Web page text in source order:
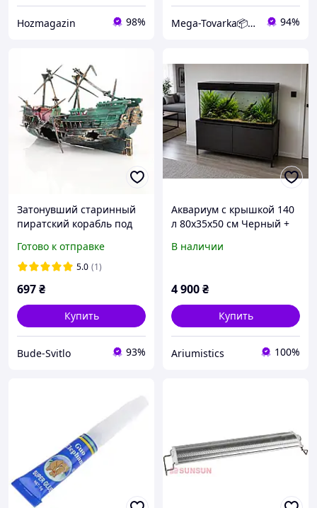
Hozmagazin 98% Mega-Tovarka📦💙💛 94%
Затонувший старинный
пиратский корабль под
аквариума, точность в
деталях
Готово к отправке
5.0 (1)
697₴
Купить
Bude-Svitlo 93%
Аквариум с крышкой 140
л 80х35х50 см Черный +
В наличии
4 900₴
Купить
Ariumistics 100%